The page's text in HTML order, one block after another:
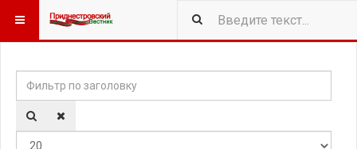
Фильтр по заголовку